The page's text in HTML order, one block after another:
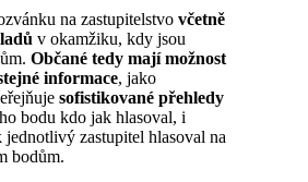
na zastupitelstvo včetně
v okamžiku, kdy jsou
Občané tedy mají možnost
informace, jako
sofistikované přehledy
bodu kdo jak hlasoval, i
zastupitel hlasoval na
bodům.